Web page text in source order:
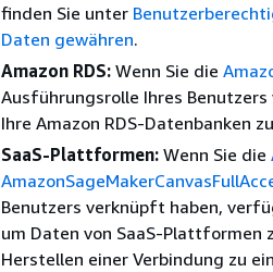
finden Sie unter
Daten gewähren.
Amazon RDS: Wenn Sie die
Ausführungsrolle Ihres
Ihre Amazon RDS-Datenbanken
SaaS-Plattformen: Wenn Sie die
Benutzers verknüpft haben,
um Daten von SaaS-
Herstellen einer Verbindung zu